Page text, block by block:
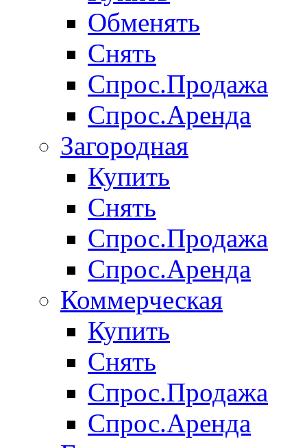
Обменять
Снять
Спрос.Продажа
Спрос.Аренда
Загородная
Купить
Снять
Спрос.Продажа
Спрос.Аренда
Коммерческая
Купить
Снять
Спрос.Продажа
Спрос.Аренда